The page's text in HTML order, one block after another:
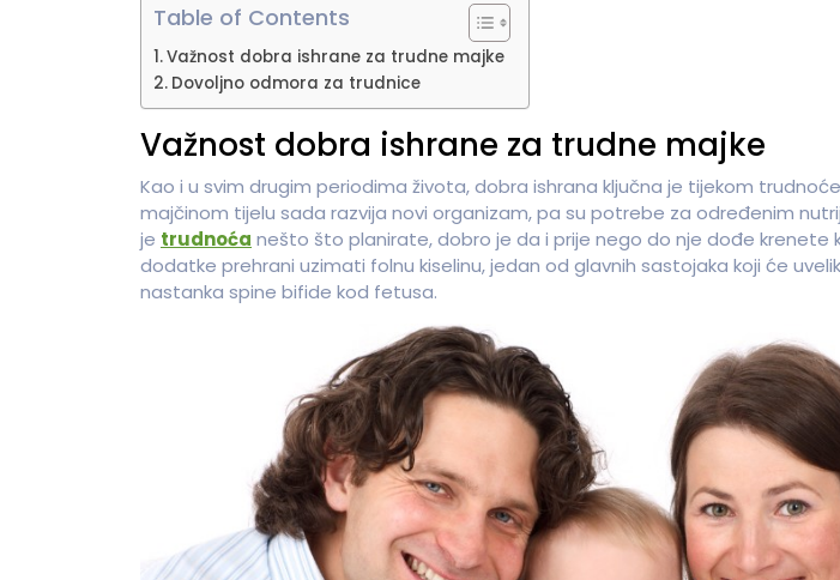
Table of Contents
Važnost dobra ishrane za trudne majke
Dovoljno odmora za trudnice
Važnost dobra ishrane za trudne majke
Kao i u svim drugim periodima života, dobra ishrana ključna je tijekom
majčinom tijelu sada razvija novi organizam, pa su potrebe za određenim
je trudnoća nešto što planirate, dobro je da i prije nego do nje dođe krenete
dodatke prehrani uzimati folnu kiselinu, jedan od glavnih sastojaka koji će
nastanka spine bifide kod fetusa.